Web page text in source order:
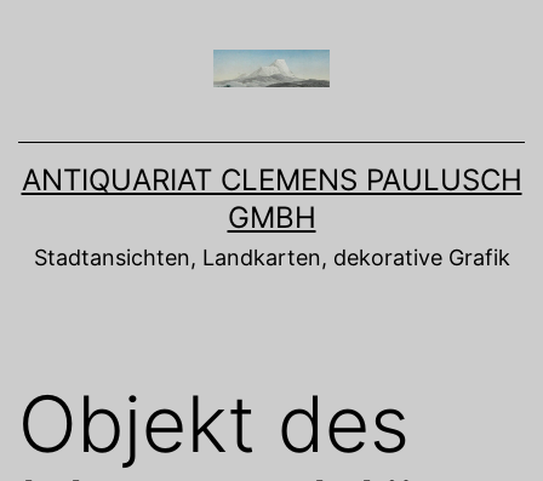
ANTIQUARIAT CLEMENS PAULUSCH
GMBH
Stadtansichten, Landkarten, dekorative Grafik
Objekt des